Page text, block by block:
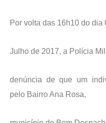
Por volta das 16h10 do dia
Julho de 2017, a Polícia
denúncia de que um
pelo Bairro Ana Rosa,